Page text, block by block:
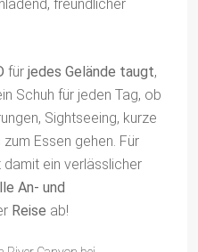
für jedes Gelände taugt,
Schuh für jeden Tag, ob
Sightseeing, kurze
Essen gehen. Für
damit ein verlässlicher
An- und
Reise ab!